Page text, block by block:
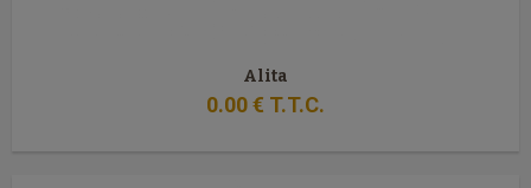
Alita
0.00€ T.T.C.